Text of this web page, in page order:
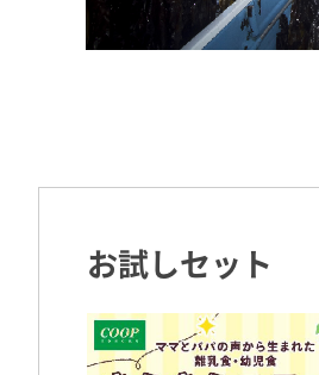
お試しセット